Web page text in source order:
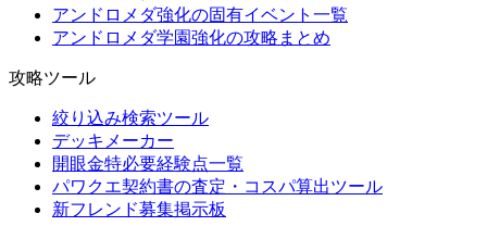
アンドロメダ強化の固有イベント一覧
アンドロメダ学園強化の攻略まとめ
攻略ツール
絞り込み検索ツール
デッキメーカー
開眼金特必要経験点一覧
パワクエ契約書の査定・コスパ算出ツール
新フレンド募集掲示板